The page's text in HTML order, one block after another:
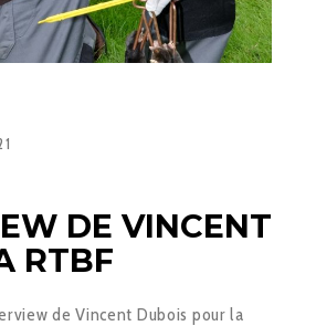
DE VINCENT
RTBF
de Vincent Dubois pour la